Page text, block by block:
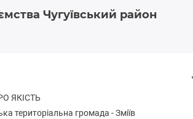
Чугуївський район
ЯКІСТЬ
територіальна громада -Зміїв